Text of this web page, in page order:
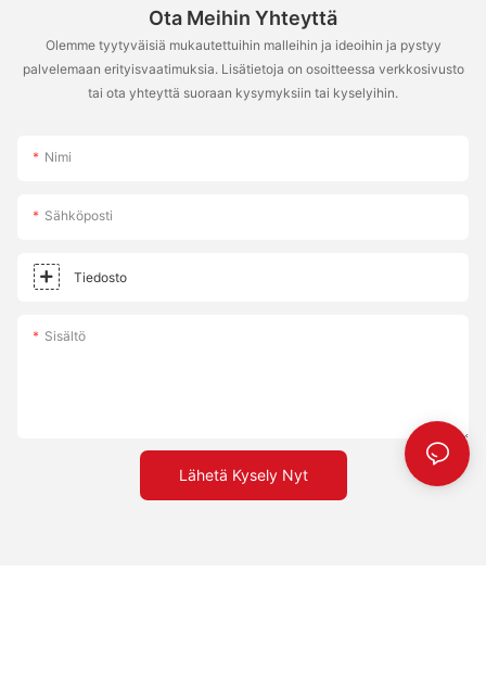
Ota Meihin Yhteyttä
Olemme tyytyväisiä mukautettuihin malleihin ja ideoihin ja pystyy
palvelemaan erityisvaatimuksia. Lisätietoja on osoitteessa verkkosivusto
tai ota yhteyttä suoraan kysymyksiin tai kyselyihin.
Nimi
Sähköposti
Tiedosto
Sisältö
Lähetä Kysely Nyt